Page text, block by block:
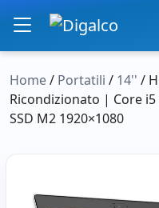
Navigazione
Home/ Portatili / 14'' /
Ricondizionato | Core i5
SSD M2 1920×1080